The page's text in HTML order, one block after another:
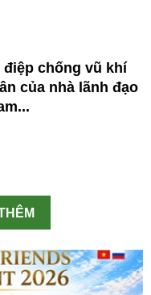
điệp chống vũ khí
của nhà lãnh đạo